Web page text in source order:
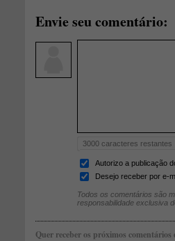
Envie seu comentário:
3000 caracteres restantes
Autorizo a publicação
Desejo receber por e-
Todos os comentários são
responsabilidade exclusiva
Quer receber os próximos comentários